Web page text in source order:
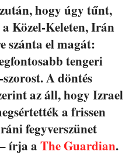
hogy úgy tűnt,
Közel-Keleten, Irán
szánta el magát:
tengeri
A döntés
az áll, hogy Izrael
a frissen
fegyverszünet
írja a The Guardian.